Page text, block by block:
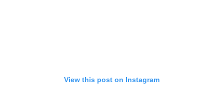
View this post on Instagram